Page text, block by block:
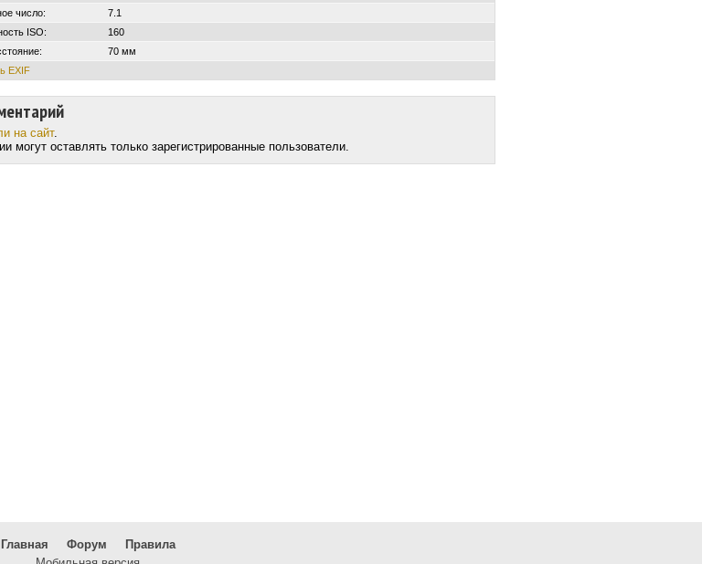
число:
7.1
ISO:
160
70 мм
EXIF
на сайт.
могут оставлять только зарегистрированные пользователи.
Главная Форум
Правила